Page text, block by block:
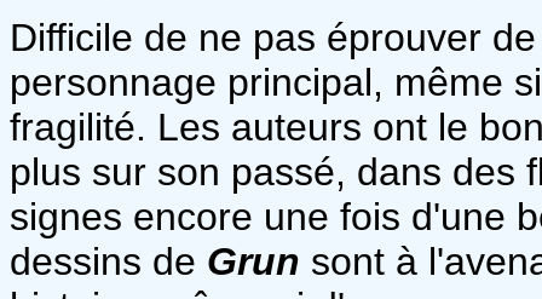
Difficile de ne pas éprouver
personnage principal, même
fragilité. Les auteurs ont le
plus sur son passé, dans des
signes encore une fois d'une
dessins de Grun sont à